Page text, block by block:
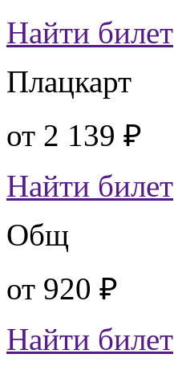
Найти билет
Плацкарт
от 2 139 ₽
Найти билет
Общ
от 920 ₽
Найти билет